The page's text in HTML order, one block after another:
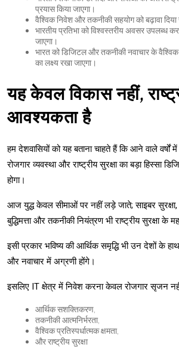
प्रयास किया जाएगा।
वैश्विक निवेश और तकनीकी सहयोग को बढ़ावा दिया
भारतीय प्रतिभा को विश्वस्तरीय अवसर उपलब्ध
जाएगा।
भारत को डिजिटल और तकनीकी नवाचार के
का लक्ष्य रखा जाएगा।
यह केवल विकास नहीं,
आवश्यकता है
हम देशवासियों को यह बताना चाहते हैं कि आने वाले वर्षों में
रोजगार व्यवस्था और राष्ट्रीय सुरक्षा का बड़ा हिस्सा
होगा।
आज युद्ध केवल सीमाओं पर नहीं लड़े जाते; साइबर
बुद्धिमत्ता और तकनीकी नियंत्रण भी राष्ट्रीय सुरक्षा के
इसी प्रकार भविष्य की आर्थिक समृद्धि भी उन देशों के
और नवाचार में अग्रणी होंगे।
इसलिए IT क्षेत्र में निवेश करना केवल रोजगार सृजन
आर्थिक सशक्तिकरण,
तकनीकी आत्मनिर्भरता,
वैश्विक प्रतिस्पर्धात्मक क्षमता,
और राष्ट्रीय सुरक्षा